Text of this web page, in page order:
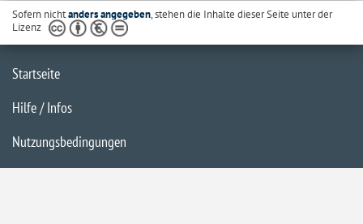
Sofern nichtanders angegeben, stehen die Inhalte dieser Seite unter der
Lizenz
Startseite
Hilfe / Infos
Nutzungsbedingungen